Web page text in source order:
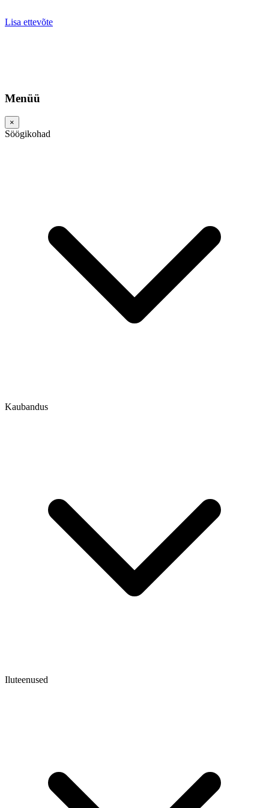
Lisa ettevõte
Menüü
×
Söögikohad
Kaubandus
Iluteenused